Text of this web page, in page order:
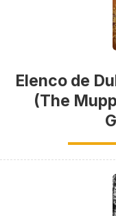
Elenco de
(The